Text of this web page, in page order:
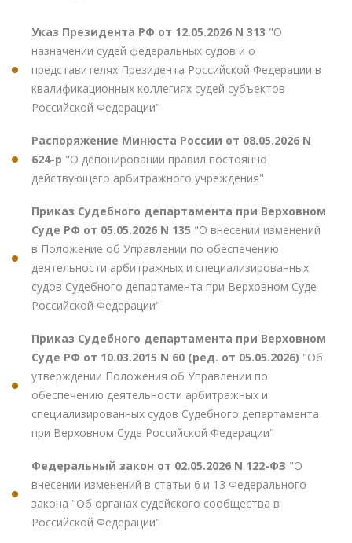
Указ Президента РФ от 12.05.2026 N 313 "О
назначении судей федеральных судов и о
представителях Президента Российской Федерации в
квалификационных коллегиях судей субъектов
Российской Федерации"
Распоряжение Минюста России от 08.05.2026 N
624-р "О депонировании правил постоянно
действующего арбитражного учреждения"
Приказ Судебного департамента при Верховном
Суде РФ от 05.05.2026 N 135 "О внесении изменений
в Положение об Управлении по обеспечению
деятельности арбитражных и специализированных
судов Судебного департамента при Верховном Суде
Российской Федерации"
Приказ Судебного департамента при Верховном
Суде РФ от 10.03.2015 N 60 (ред. от 05.05.2026) "Об
утверждении Положения об Управлении по
обеспечению деятельности арбитражных и
специализированных судов Судебного департамента
при Верховном Суде Российской Федерации"
Федеральный закон от 02.05.2026 N 122-ФЗ "О
внесении изменений в статьи 6 и 13 Федерального
закона "Об органах судейского сообщества в
Российской Федерации"